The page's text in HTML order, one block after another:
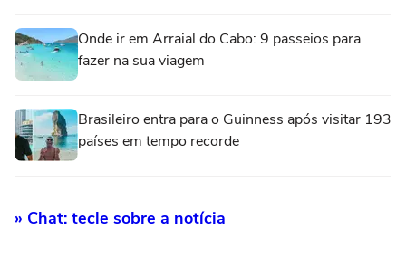
Onde ir em Arraial do Cabo: 9 passeios para
fazer na sua viagem
Brasileiro entra para o Guinness após visitar 193
países em tempo recorde
» Chat: tecle sobre a notícia